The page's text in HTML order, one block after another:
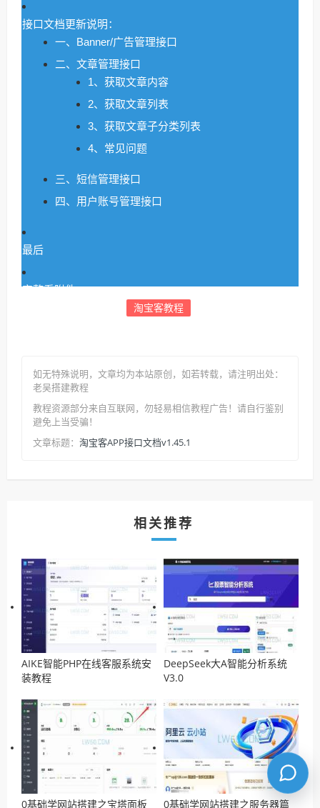
接口文档更新说明：
一、Banner/广告管理接口
二、文章管理接口
1、获取文章内容
2、获取文章列表
3、获取文章子分类列表
4、常见问题
三、短信管理接口
四、用户账号管理接口
最后
完整看附件
淘宝客教程
如无特殊说明，文章均为本站原创 ，如若转载，请注明出处：
老吴搭建教程
教程资源部分来自互联网，勿轻易相信教程广告！请自行鉴别
避免上当受骗！
文章标题： 淘宝客APP接口文档v1.45.1
相关推荐
AIKE智能PHP在线客服系统安
装教程
DeepSeek大A智能分析系统
V3.0
0基础学网站搭建之宝塔面板 0基础学网站搭建之服务器篇